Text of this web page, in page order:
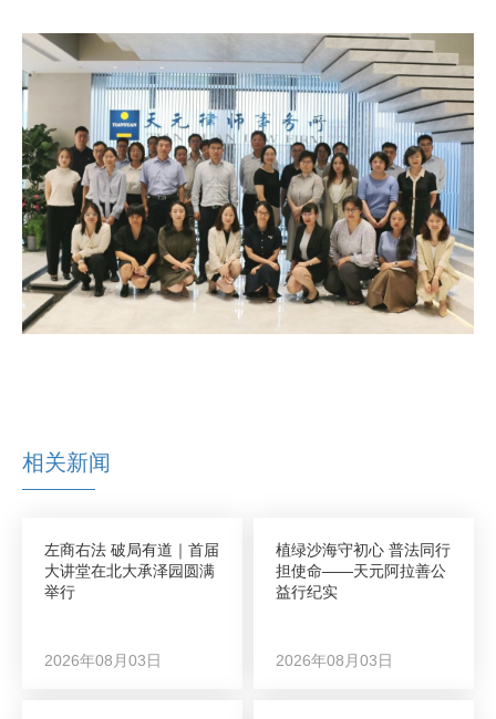
相关新闻
左商右法 破局有道｜首届
大讲堂在北大承泽园圆满
举行
2026年08月03日
植绿沙海守初心 普法同行
担使命——天元阿拉善公
益行纪实
2026年08月03日